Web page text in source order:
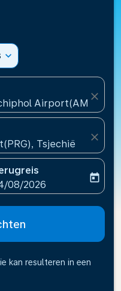
expand_more
Airport(AMS),
close
Tsjechië
close
aria-label
booking-return-date-
08/2026
today
kan resulteren in een